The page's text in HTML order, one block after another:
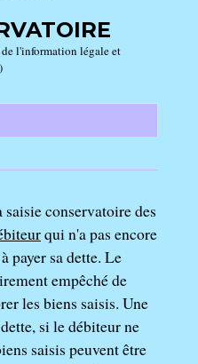
l'information légale et
conservatoire des
qui n'a pas encore
payer sa dette. Le
empêché de
les biens saisis. Une
si le débiteur ne
saisis peuvent être